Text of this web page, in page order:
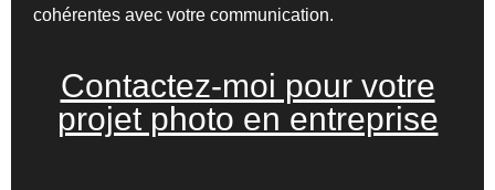
cohérentes avec votre communication.
Contactez-moi pour votre
projet photo en entreprise